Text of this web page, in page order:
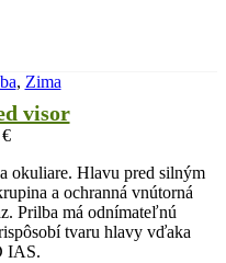
, Zima
visor
€
okuliare. Hlavu pred silným
a ochranná vnútorná
Prilba má odnímateľnú
tvaru hlavy vďaka
IAS.